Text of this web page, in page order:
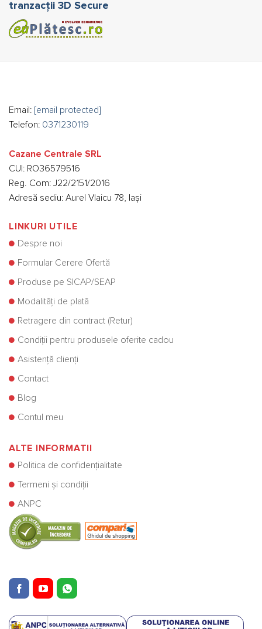
tranzacții 3D Secure
Email: [email protected]
Telefon: 0371230119
Cazane Centrale SRL
CUI: RO36579516
Reg. Com: J22/2151/2016
Adresă sediu: Aurel Vlaicu 78, Iași
LINKURI UTILE
Despre noi
Formular Cerere Ofertă
Produse pe SICAP/SEAP
Modalități de plată
Retragere din contract (Retur)
Condiții pentru produsele oferite cadou
Asistență clienți
Contact
Blog
Contul meu
ALTE INFORMATII
Politica de confidențialitate
Termeni și condiții
ANPC